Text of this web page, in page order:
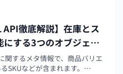
徹底解説】在庫とス
にする3つのオブジェク
するメタ情報で、商品バリエ
SKUなどが含まれます。